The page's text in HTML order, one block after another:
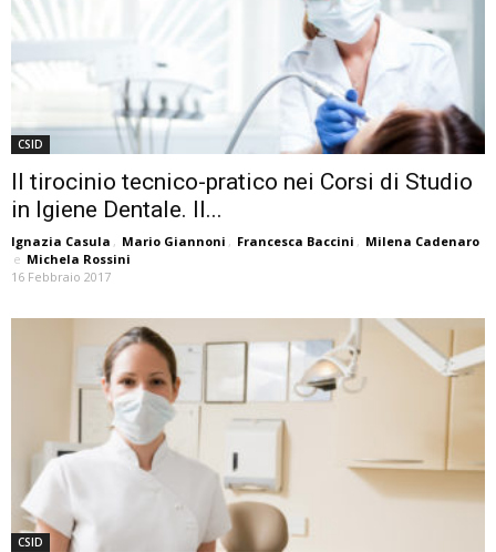
CSID
Il tirocinio tecnico-pratico nei Corsi di Studio
in Igiene Dentale. II...
Ignazia Casula , Mario Giannoni , Francesca Baccini , Milena Cadenaro
e Michela Rossini
16 Febbraio 2017
CSID